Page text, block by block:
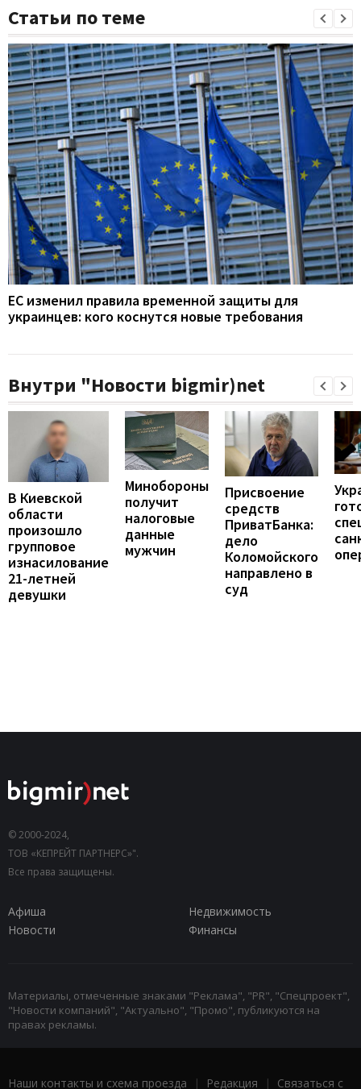
Статьи по теме
ЕС изменил правила временной защиты для
украинцев: кого коснутся новые требования
Внутри "Новости bigmir)net
В Киевской
области
произошло
групповое
изнасилование
21-летней
девушки
Минобороны
получит
налоговые
данные
мужчин
Присвоение
средств
ПриватБанка:
дело
Коломойского
направлено в
суд
© 2000-2024,
ТОВ «КЕПРЕЙТ ПАРТНЕРС»".
Все права защищены.
Афиша
Недвижимость
Новости
Финансы
Материалы, отмеченные знаками "Реклама", "PR", "Спецпроект",
"Новости компаний", "Актуально", "Промо", публикуются на
правах рекламы.
Наши контакты и схема проезда | Редакция | Связаться с